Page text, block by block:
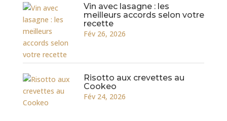
Vin avec lasagne : les
meilleurs accords selon votre
recette
Fév 26, 2026
Risotto aux crevettes au
Cookeo
Fév 24, 2026